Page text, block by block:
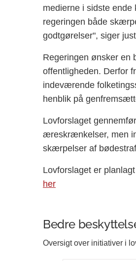
medierne i sidste
regeringen både
godtgørelser", siger
Regeringen ønsker en
offentligheden. Derfor
indeværende
henblik på
Lovforslaget
æreskrænkelser, men
skærpelser af
Lovforslaget er
her
Bedre
Oversigt over initiativer i